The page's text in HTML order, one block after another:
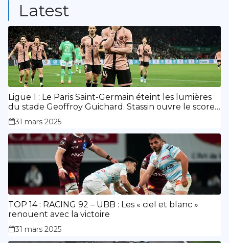
Latest
Ligue 1 : Le Paris Saint-Germain éteint les lumières
du stade Geoffroy Guichard. Stassin ouvre le score,
doublé de Doué.
31 mars 2025
TOP 14 : RACING 92 – UBB : Les « ciel et blanc »
renouent avec la victoire
31 mars 2025